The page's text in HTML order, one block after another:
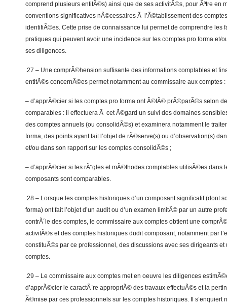
comprend plusieurs entitÃ©s) ainsi que de ses activitÃ©s, pour Ãªtre en
conventions significatives nÃ©cessaires Ã l’Ã©tablissement des
identifiÃ©es. Cette prise de connaissance lui permet de comprendre les
pratiques qui peuvent avoir une incidence sur les comptes pro forma et/
ses diligences.
.27 – Une comprÃ©hension suffisante des informations comptables et
entitÃ©s concernÃ©es permet notamment au commissaire aux comptes :
– d’apprÃ©cier si les comptes pro forma ont Ã©tÃ© prÃ©parÃ©s selon
comparables : il effectuera Ã cet Ã©gard un suivi des domaines
des comptes annuels (ou consolidÃ©s) et examinera notamment le
forma, des points ayant fait l’objet de rÃ©serve(s) ou d’observation(s)
et/ou dans son rapport sur les comptes consolidÃ©s ;
– d’apprÃ©cier si les rÃ¨gles et mÃ©thodes comptables utilisÃ©es dans
composants sont comparables.
.28 – Lorsque les comptes historiques d’un composant significatif (dont
forma) ont fait l’objet d’un audit ou d’un examen limitÃ© par un autre
contrÃ´le des comptes, le commissaire aux comptes obtient une
activitÃ©s et des comptes historiques dudit composant, notamment par
constituÃ©s par ce professionnel, des discussions avec ses dirigeants et
comptes.
.29 – Le commissaire aux comptes met en oeuvre les diligences
d’apprÃ©cier le caractÃ¨re appropriÃ© des travaux effectuÃ©s et la
Ã©mise par ces professionnels sur les comptes historiques. Il s’enquiert